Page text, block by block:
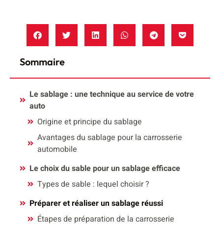
Sommaire
Le sablage : une technique au service de votre
auto
Origine et principe du sablage
Avantages du sablage pour la carrosserie
automobile
Le choix du sable pour un sablage efficace
Types de sable : lequel choisir ?
Préparer et réaliser un sablage réussi
Étapes de préparation de la carrosserie